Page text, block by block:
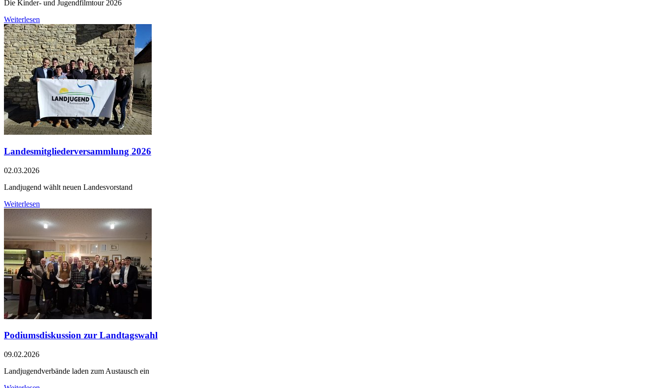
Die Kinder- und Jugendfilmtour 2026
Weiterlesen
Landesmitgliederversammlung 2026
02.03.2026
Landjugend wählt neuen Landesvorstand
Weiterlesen
Podiumsdiskussion zur Landtagswahl
09.02.2026
Landjugendverbände laden zum Austausch ein